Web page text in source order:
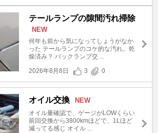
テールランプの隙間汚れ掃除
NEW
何年も前から気になってしょうがなか
った テールランプのコケ的な汚れ。乾
燥済み？ バックランプ交 ...
2026年8月8日
3 0
オイル交換 NEW
オイル量確認で、ゲージがLOWくらい
前回交換から3800kmほどで、1Lほど
減ってる感じ オイル ...